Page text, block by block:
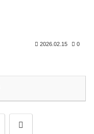
2026.02.15 0
次